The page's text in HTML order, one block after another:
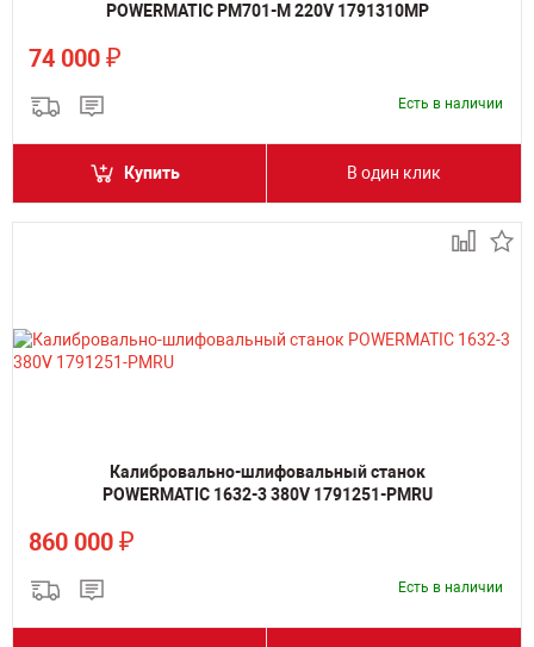
POWERMATIC PM701-M 220V 1791310MP
74 000 ₽
Есть в наличии
Купить В один клик
Калибровально-шлифовальный станок
POWERMATIC 1632-3 380V 1791251-PMRU
860 000 ₽
Есть в наличии